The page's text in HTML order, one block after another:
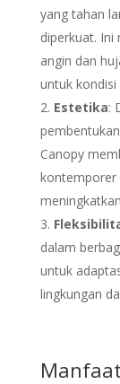
yang tahan
diperkuat.
angin dan
untuk kondisi
Estetika:
Canopy
kontemporer
dalam
untuk
lingkungan